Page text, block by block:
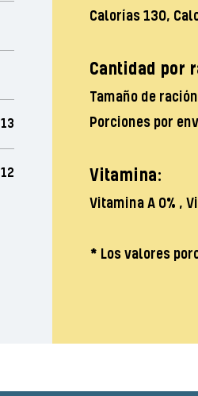
13
12
Calorías 130,
Cantidad por
Tamaño de
Porciones por
Vitamina:
Vitamina A 0% ,
* Los valores